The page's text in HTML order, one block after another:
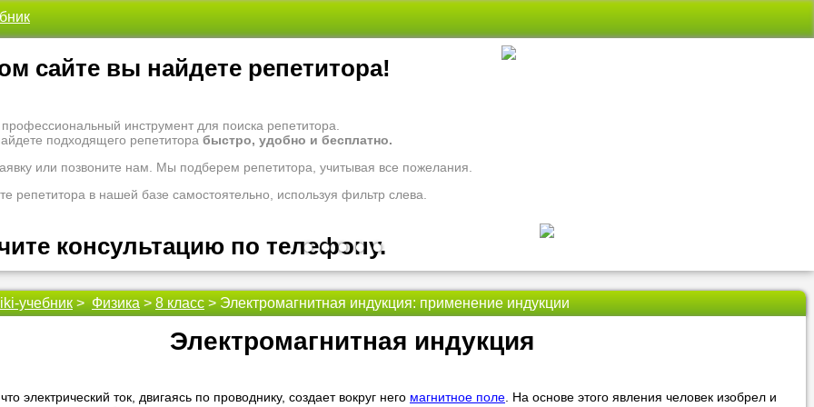
•••••
сайте вы найдете репетитора!
инструмент для поиска репетитора.
подходящего репетитора быстро, удобно и бесплатно.
или позвоните нам. Мы подберем репетитора, учитывая все пожелания.
репетитора в нашей базе самостоятельно, используя фильтр слева.
консультацию по телефону.
проконсультировать Вас по вопросам образования. Задайте свои вопросы
надо ломать голову, к кому обратиться за помощью - для этого есть Nado5.ru!
помогут вам.
учебник > Физика > 8 класс > Электромагнитная индукция: применение индукции
Электромагнитная индукция
электрический ток, двигаясь по проводнику, создает вокруг него магнитное поле . На основе этого явления человек изобрел и